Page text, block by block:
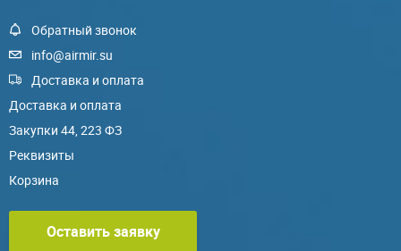
Обратный звонок
info@airmir.su
Доставка и оплата
Доставка и оплата
Закупки 44, 223 ФЗ
Реквизиты
Корзина
Оставить заявку